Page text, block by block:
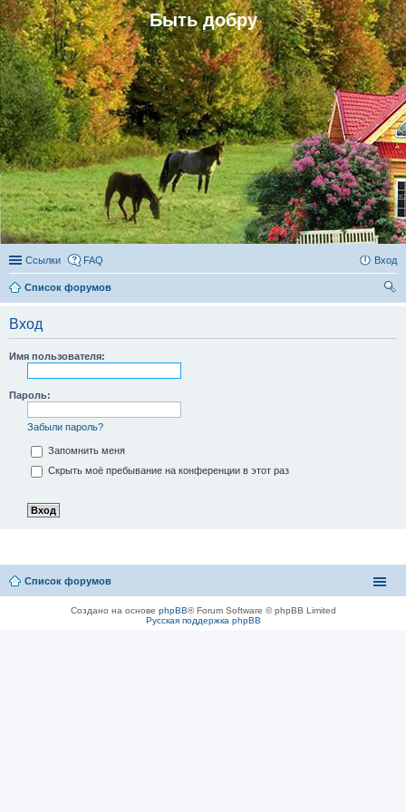
Быть добру
Ссылки FAQ Вход
Список форумов
Вход
Имя пользователя:
Пароль:
Забыли пароль?
Запомнить меня
Скрыть моё пребывание на конференции в этот раз
Список форумов
Создано на основе phpBB® Forum Software © phpBB Limited
Русская поддержка phpBB